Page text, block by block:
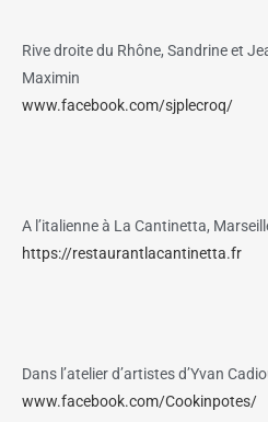
Rive droite du Rhône, Sandrine et
Maximin
www.facebook.com/sjplecroq/
A l’italienne à La Cantinetta,
https://restaurantlacantinetta.fr
Dans l’atelier d’artistes d’Yvan
www.facebook.com/Cookinpotes/